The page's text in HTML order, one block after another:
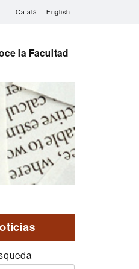
Català English
la Facultad